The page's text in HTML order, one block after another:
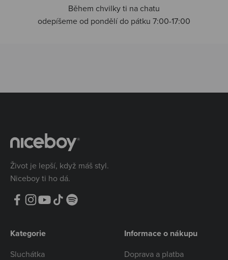
Během chvilky ti na chatu
odepíšeme od pondělí do pátku 7:00-17:00
Život je lepší, když máš styl.
Niceboy ti ho dá.
Kategorie
Sluchátka
Informace o nákupu
Doprava a platba